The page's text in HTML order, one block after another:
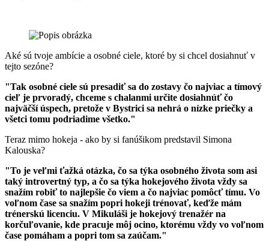
Aké sú tvoje ambície a osobné ciele, ktoré by si chcel dosiahnuť v
tejto sezóne?
"Tak osobné ciele sú presadiť sa do zostavy čo najviac a tímový
cieľ je prvoradý, chceme s chalanmi určite dosiahnúť čo
najväčší úspech, pretože v Bystrici sa nehrá o nízke priečky a
všetci tomu podriadime všetko."
Teraz mimo hokeja - ako by si fanúšikom predstavil Simona
Kalouska?
"To je veľmi ťažká otázka, čo sa týka osobného života som asi
taký introvertný typ, a čo sa týka hokejového života vždy sa
snažím robiť to najlepšie čo viem a čo najviac pomôcť tímu. Vo
voľnom čase sa snažím popri hokeji trénovať, keďže mám
trénerskú licenciu. V Mikuláši je hokejový trenažér na
korčuľovanie, kde pracuje môj ocino, ktorému vždy vo voľnom
čase pomáham a popri tom sa zaúčam."